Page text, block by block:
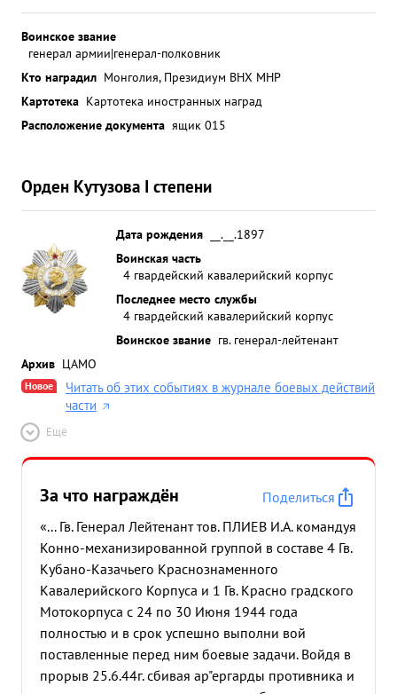
Воинское звание
генерал армии|генерал-полковник
Кто наградил Монголия, Президиум ВНХ МНР
Картотека Картотека иностранных наград
Расположение документа ящик 015
Орден Кутузова I степени
Дата рождения
__.__.1897
Воинская часть
4 гвардейский кавалерийский корпус
Последнее место службы
4 гвардейский кавалерийский корпус
Воинское звание гв. генерал-лейтенант
Архив ЦАМО
Новое
Читать об этих событиях в журнале боевых действий
части
Ещё
За что награждён
Поделиться
«... Гв. Генерал Лейтенант тов. ПЛИЕВ И.А. командуя
Конно-механизированной группой в составе 4 Гв.
Кубано-Казачьего Краснознаменного
Кавалерийского Корпуса и 1 Гв. Красно градского
Мотокорпуса с 24 по 30 Июня 1944 года
полностью и в срок успешно выполни вой
поставленные перед ним боевые задачи. Войдя в
прорыв 25.6.44г. сбивая ар"ергарды противника и